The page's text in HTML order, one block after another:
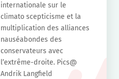
internationale sur le
climato scepticisme et la
multiplication des alliances
nauséabondes des
conservateurs avec
l’extrême-droite. Pics@
Andrik Langfield